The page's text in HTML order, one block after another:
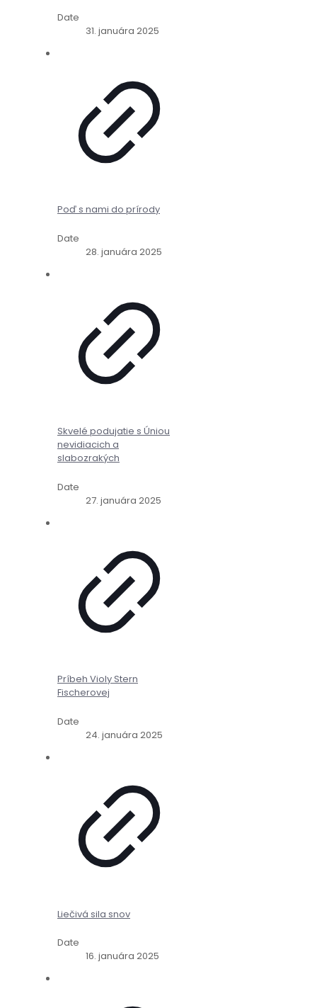
Date
31. januára 2025
Poď s nami do prírody
Date
28. januára 2025
Skvelé podujatie s Úniou
nevidiacich a
slabozrakých
Date
27. januára 2025
Príbeh Violy Stern
Fischerovej
Date
24. januára 2025
Liečivá sila snov
Date
16. januára 2025